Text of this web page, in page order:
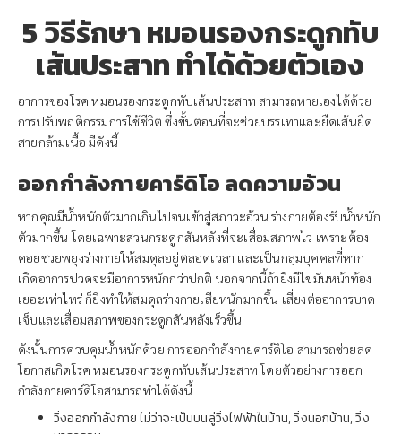
5 วิธีรักษา หมอนรองกระดูกทับ
เส้นประสาท ทำได้ด้วยตัวเอง
อาการของโรค หมอนรองกระดูกทับเส้นประสาท สามารถหายเองได้ด้วย
การปรับพฤติกรรมการใช้ชีวิต ซึ่งขั้นตอนที่จะช่วยบรรเทาและยืดเส้นยืด
สายกล้ามเนื้อ มีดังนี้
ออกกำลังกายคาร์ดิโอ ลดความอ้วน
หากคุณมีน้ำหนักตัวมากเกินไปจนเข้าสู่สภาวะอ้วน ร่างกายต้องรับน้ำหนัก
ตัวมากขึ้น โดยเฉพาะส่วนกระดูกสันหลังที่จะเสื่อมสภาพไว เพราะต้อง
คอยช่วยพยุงร่างกายให้สมดุลอยู่ตลอดเวลา และเป็นกลุ่มบุคคลที่หาก
เกิดอาการปวดจะมีอาการหนักกว่าปกติ นอกจากนี้ถ้ายิ่งมีไขมันหน้าท้อง
เยอะเท่าไหร่ ก็ยิ่งทำให้สมดุลร่างกายเสียหนักมากขึ้น เสี่ยงต่ออาการบาด
เจ็บและเสื่อมสภาพของกระดูกสันหลังเร็วขึ้น
ดังนั้นการควบคุมน้ำหนักด้วย การออกกำลังกายคาร์ดิโอ สามารถช่วยลด
โอกาสเกิดโรค หมอนรองกระดูกทับเส้นประสาท โดยตัวอย่างการออก
กำลังกายคาร์ดิโอสามารถทำได้ดังนี้
วิ่งออกกำลังกาย ไม่ว่าจะเป็นบนลู่วิ่งไฟฟ้าในบ้าน, วิ่งนอกบ้าน, วิ่ง